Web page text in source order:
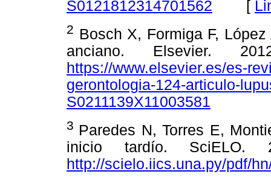
S0121812314701562 [
2 Bosch X, Formiga F,
anciano. Elsevier.
https://www.elsevier.es/es-
gerontologia-124-articulo-
S0211139X11003581
3 Paredes N, Torres E,
inicio tardío. SciELO.
http://scielo.iics.una.py/pdf/